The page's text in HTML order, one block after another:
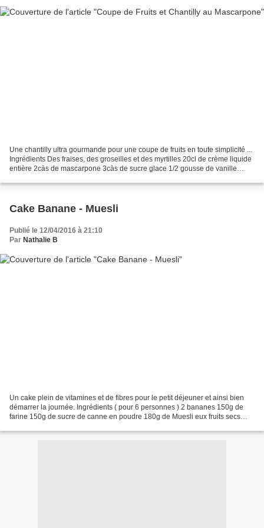
Une chantilly ultra gourmande pour une coupe de fruits en toute simplicité ...
Ingrédients Des fraises, des groseilles et des myrtilles 20cl de crème liquide
entière 2càs de mascarpone 3càs de sucre glace 1/2 gousse de vanille
Cake Banane - Muesli
Publié le 12/04/2016 à 21:10
Par Nathalie B
Un cake plein de vitamines et de fibres pour le petit déjeuner et ainsi bien
démarrer la journée. Ingrédients ( pour 6 personnes ) 2 bananes 150g de
farine 150g de sucre de canne en poudre 180g de Muesli eux fruits secs